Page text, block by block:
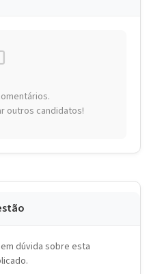
outros candidatos!
dúvida sobre esta